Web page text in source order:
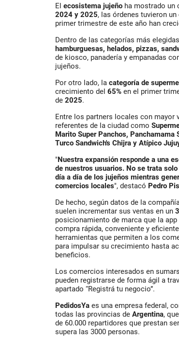
El ecosistema jujeño ha mostrado un
2024 y 2025, las órdenes tuvieron
primer trimestre de este año han
Dentro de las categorías más
hamburguesas, helados, pizzas,
de kiosco, panadería y empanadas
jujeños.
Por otro lado, la categoría de
crecimiento del 65% en el primer
de 2025.
Entre los partners locales con mayor
referentes de la ciudad como
Marito Super Panchos, Panchamama
Turco Sandwich's Chijra y Atípico
" Nuestra expansión responde a una
de nuestros usuarios. No se trata
día a día de los jujeños mientras
comercios locales", destacó Pedro
De hecho, según datos de la
suelen incrementar sus ventas en un
posicionamiento de marca que la
compra rápida, conveniente y
herramientas que permiten a los
para impulsar su crecimiento hasta
beneficios.
Los comercios interesados en
pueden registrarse de forma ágil a
apartado “Registrá tu negocio”.
PedidosYa es una empresa federal,
todas las provincias de Argentina,
de 60.000 repartidores que prestan
supera las 3000 personas.